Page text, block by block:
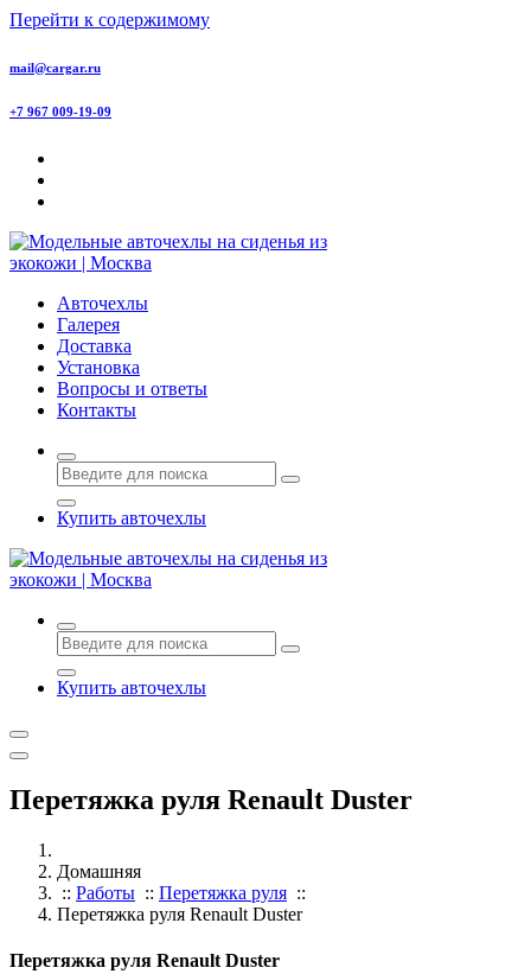
Перейти к содержимому
mail@cargar.ru
+7 967 009-19-09
Авточехлы с доставкой и установкой в Москве
Авточехлы
Галерея
Доставка
Установка
Вопросы и ответы
Контакты
Купить авточехлы
Авточехлы с доставкой и установкой в Москве
Купить авточехлы
Перетяжка руля Renault Duster
Домашняя
:: Работы :: Перетяжка руля ::
Перетяжка руля Renault Duster
Перетяжка руля Renault Duster